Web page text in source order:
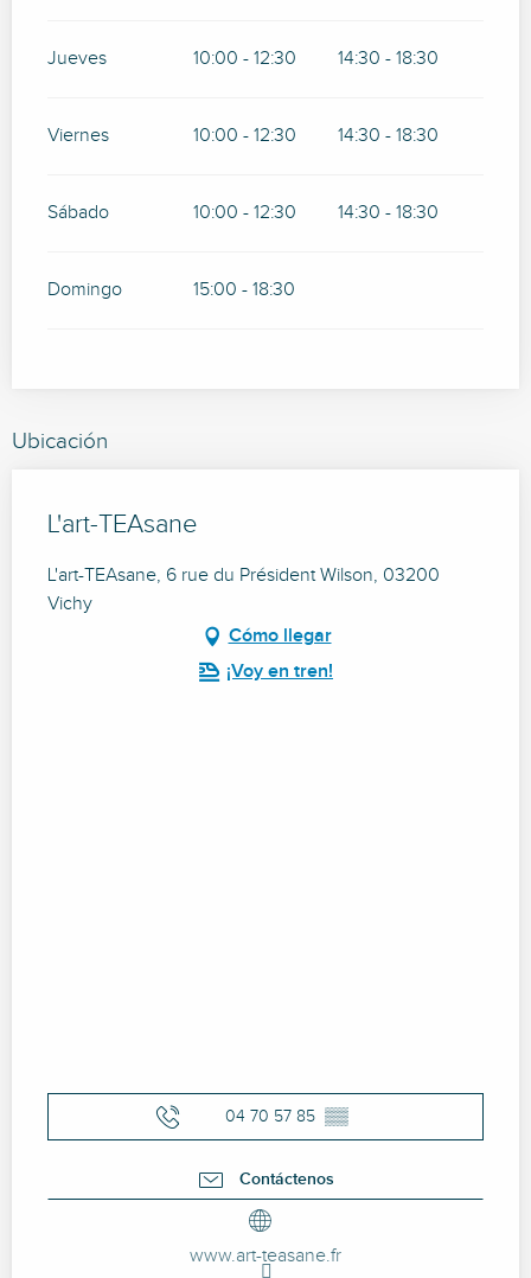
Jueves 10:00 - 12:30 14:30 - 18:30
Viernes 10:00 - 12:30 14:30 - 18:30
Sábado 10:00 - 12:30 14:30 - 18:30
Domingo 15:00 - 18:30
Ubicación
L'art-TEAsane
L'art-TEAsane, 6 rue du Président Wilson, 03200
Vichy
Cómo llegar
¡Voy en tren!
04 70 57 85 ▒▒
Contáctenos
www.art-teasane.fr